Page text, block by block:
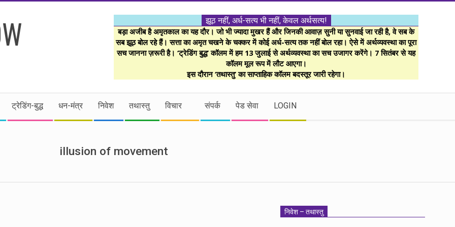
झूठ नहीं, अर्ध-सत्य भी नहीं, केवल अर्थसत्य!
बड़ा अजीब है अमृतकाल का यह दौर। जो भी ज्यादा मुखर हैं और जिनकी आवाज़ सुनी या सुनवाई जा रही है, वे सब के
सब झूठ बोल रहे हैं। सत्ता का अमृत चखने के चक्कर में कोई अर्ध-सत्य तक नहीं बोल रहा। ऐसे में अर्थव्यवस्था का पूरा
सच जानना ज़रूरी है। ‘ट्रेडिंग बुद्ध’ कॉलम में हम 13 जुलाई से अर्थव्यवस्था का सच उजागर करेंगे। 7 सितंबर से यह
कॉलम मूल रूप में लौट आएगा।
इस दौरान ‘तथास्तु’ का साप्ताहिक कॉलम बदस्तूर जारी रहेगा।
ट्रेडिंग-बुद्ध धन-मंत्र निवेश तथास्तु विचार संपर्क पेड सेवा LOGIN
illusion of movement
निवेश – तथास्तु